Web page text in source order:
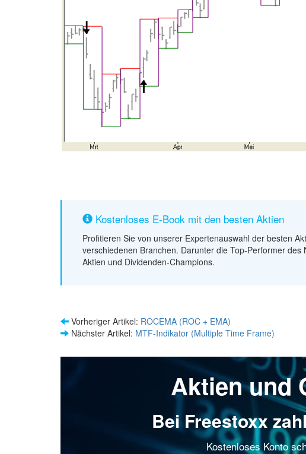
Kostenloses E-Book mit den besten Aktien
Profitieren Sie von unserer Expertenauswahl der besten
verschiedenen Branchen. Darunter die Top-Performer des
Aktien und Dividenden-Champions.
Vorheriger Artikel: ROCEMA (ROC + EMA)
Nächster Artikel: MTF-Indikator (Multiple Time Frame)
Aktien und
Bei Freestoxx
Kostenloses Konto